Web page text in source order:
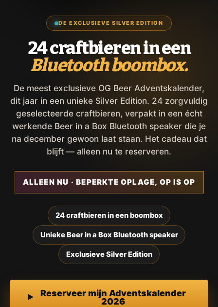
DE EXCLUSIEVE SILVER EDITION
24 craftbieren in een
Bluetooth boombox.
De meest exclusieve OG Beer Adventskalender,
dit jaar in een unieke Silver Edition. 24 zorgvuldig
geselecteerde craftbieren, verpakt in een écht
werkende Beer in a Box Bluetooth speaker die je
na december gewoon laat staan. Het cadeau dat
blijft — alleen nu te reserveren.
ALLEEN NU · BEPERKTE OPLAGE, OP IS OP
24 craftbieren in een boombox
Unieke Beer in a Box Bluetooth speaker
Exclusieve Silver Edition
Reserveer mijn Adventskalender
2026